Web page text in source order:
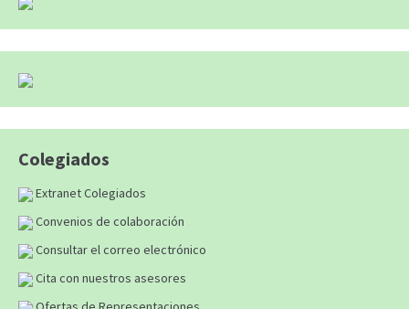
Colegiados
Extranet Colegiados
Convenios de colaboración
Consultar el correo electrónico
Cita con nuestros asesores